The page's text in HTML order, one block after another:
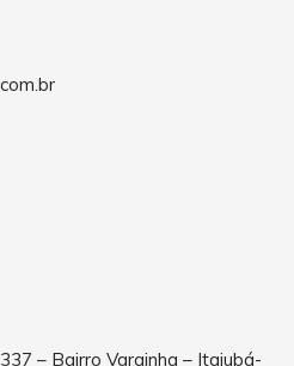
– Bairro Varginha – Itajubá-